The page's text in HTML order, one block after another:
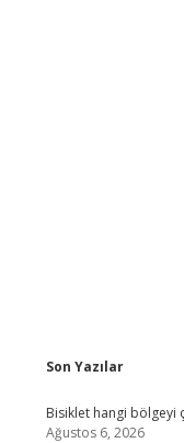
Sidebar
Son Yazılar
Bisiklet hangi bölgeyi
Ağustos 6, 2026